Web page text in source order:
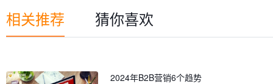
相关推荐 猜你喜欢
2024年B2B营销6个趋势